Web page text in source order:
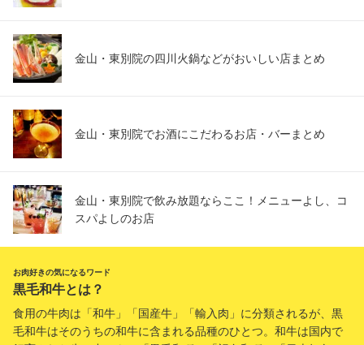
金山・東別院の四川火鍋などがおいしい店まとめ
金山・東別院でお酒にこだわるお店・バーまとめ
金山・東別院で飲み放題ならここ！メニューよし、コ
スパよしのお店
お肉好きの気になるワード
黒毛和牛とは？
食用の牛肉は「和牛」「国産牛」「輸入肉」に分類されるが、黒
毛和牛はそのうちの和牛に含まれる品種のひとつ。和牛は国内で